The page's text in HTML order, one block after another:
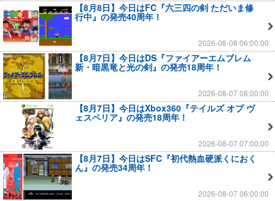
【8月8日】今日はFC『六三四の剣 ただいま修
行中』の発売40周年！
2026-08-08 06:00:00
【8月7日】今日はDS『ファイアーエムブレム
新・暗黒竜と光の剣』の発売18周年！
2026-08-07 08:00:00
【8月7日】今日はXbox360『テイルズ オブ ヴ
ェスペリア』の発売18周年！
2026-08-07 07:00:00
【8月7日】今日はSFC『初代熱血硬派くにおく
ん』の発売34周年！
2026-08-07 06:00:00